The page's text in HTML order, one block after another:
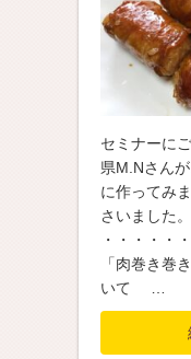
セミナーに
県M.Nさん
に作ってみ
さいました。
・・・・・
「肉巻き巻
いて …